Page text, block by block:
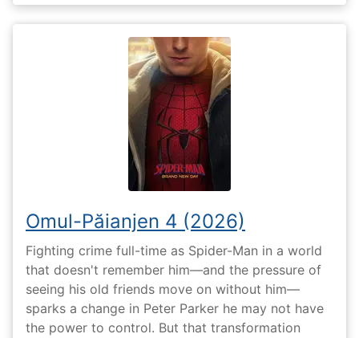
Omul-Păianjen 4 (2026)
Fighting crime full-time as Spider-Man in a world
that doesn't remember him—and the pressure of
seeing his old friends move on without him—
sparks a change in Peter Parker he may not have
the power to control. But that transformation